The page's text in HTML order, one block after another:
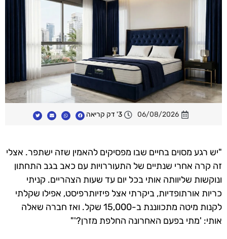
06/08/2026 3' דק קריאה
"יש רגע מסוים בחיים שבו מפסיקים להאמין שזה ישתפר. אצלי
זה קרה אחרי שנתיים של התעוררויות עם כאב בגב התחתון
ונוקשות שליוותה אותי בכל יום עד שעות הצהריים. קניתי
כריות אורתופדיות, ביקרתי אצל פיזיותרפיסט, אפילו שקלתי
לקנות מיטה מתכווננת ב-15,000 שקל. ואז חברה שאלה
אותי: 'מתי בפעם האחרונה החלפת מזרן?'"